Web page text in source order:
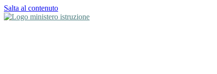
Salta al contenuto